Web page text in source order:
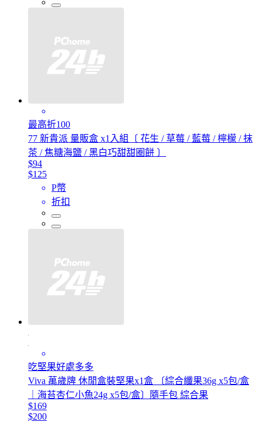
最高折100
77 新貴派 量販盒 x1入組〔 花生 / 草莓 / 藍莓 / 檸檬 / 抹
茶 / 焦糖海鹽 / 黑白巧甜甜圈餅 〕
$94
$125
P幣
折扣
吃堅果好處多多
Viva 萬歲牌 休閒盒裝堅果x1盒 〔綜合纖果36g x5包/盒
｜海苔杏仁小魚24g x5包/盒〕隨手包 綜合果
$169
$200